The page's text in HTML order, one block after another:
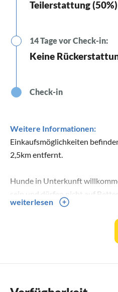
Teilerstattung (50%)
14 Tage vor Check-in:
Keine
Check-in
Weitere Informationen:
Einkaufsmöglichkeiten
2,5km entfernt.
Hunde in Unterkunft
sein und dürfen nicht auf
30€ pauschal.
Sauna im Haus kann auf
Kosten pro Nutzung beträgt
weiterlesen